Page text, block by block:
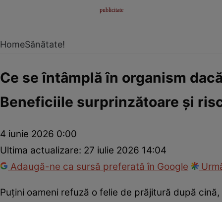
HomeSănătate!
Ce se întâmplă în organism
Beneficiile surprinzătoare și
4 iunie 2026 0:00
Ultima actualizare: 27 iulie 2026 14:04
Adaugă-ne ca sursă preferată în Google
Puțini oameni refuză o felie de prăjitură după